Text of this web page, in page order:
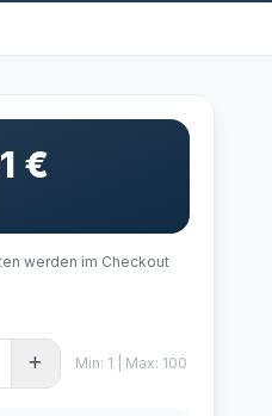
€
werden im Checkout
Min: 1 | Max: 100